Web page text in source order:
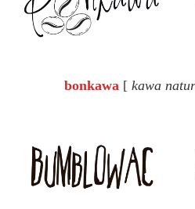
bonkawa [ kawa